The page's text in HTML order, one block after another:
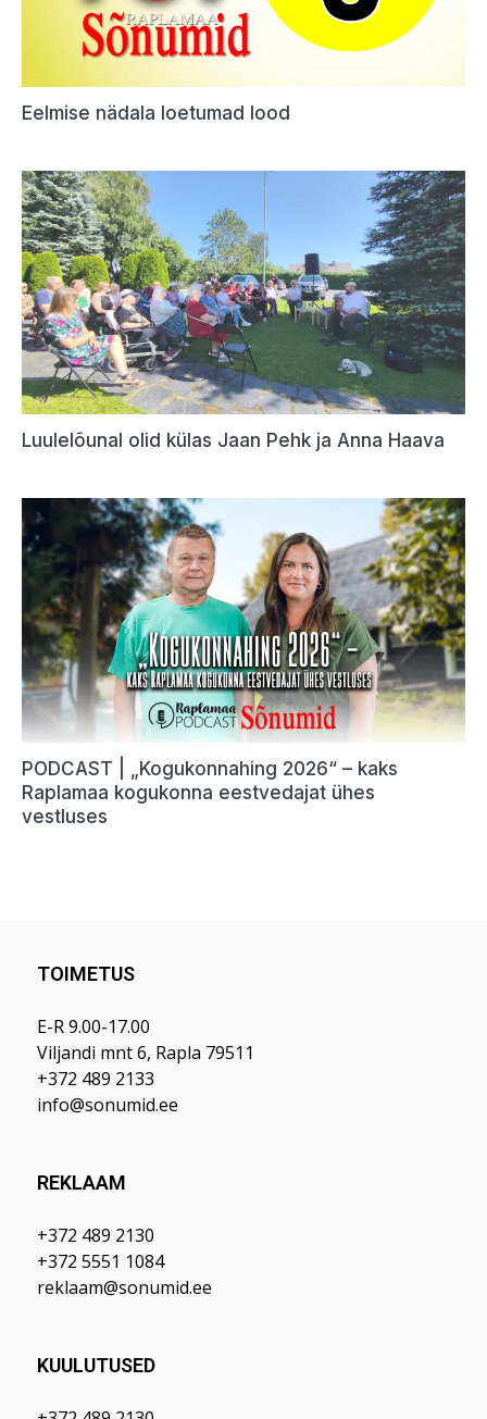
Eelmise nädala loetumad lood
Luulelõunal olid külas Jaan Pehk ja Anna Haava
PODCAST | „Kogukonnahing 2026“ – kaks
Raplamaa kogukonna eestvedajat ühes
vestluses